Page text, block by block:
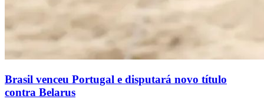
Brasil venceu Portugal e disputará novo título
contra Belarus